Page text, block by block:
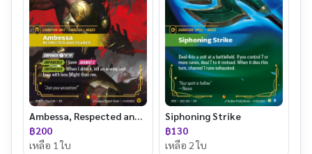
Ambessa, Respected and Feared (Alternate Art)
฿200
เหลือ 1 ใบ
Siphoning Strike
฿130
เหลือ 2 ใบ